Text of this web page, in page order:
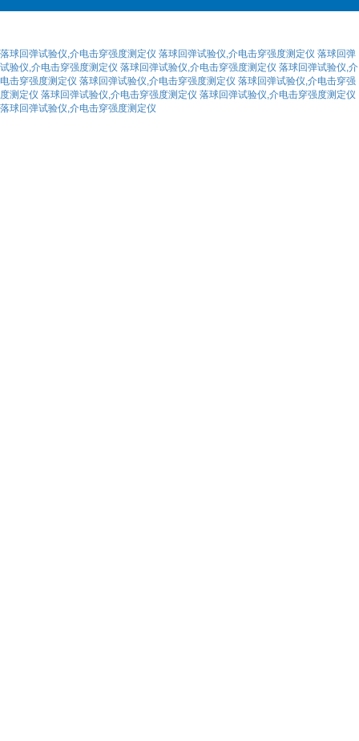
落球回弹试验仪,介电击穿强度测定仪 落球回弹试验仪,介电击穿强度测定仪 落球回弹
试验仪,介电击穿强度测定仪 落球回弹试验仪,介电击穿强度测定仪 落球回弹试验仪,介
电击穿强度测定仪 落球回弹试验仪,介电击穿强度测定仪 落球回弹试验仪,介电击穿强
度测定仪 落球回弹试验仪,介电击穿强度测定仪 落球回弹试验仪,介电击穿强度测定仪
落球回弹试验仪,介电击穿强度测定仪